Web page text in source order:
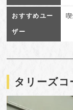
おすすめユー
ザー
タリーズコ